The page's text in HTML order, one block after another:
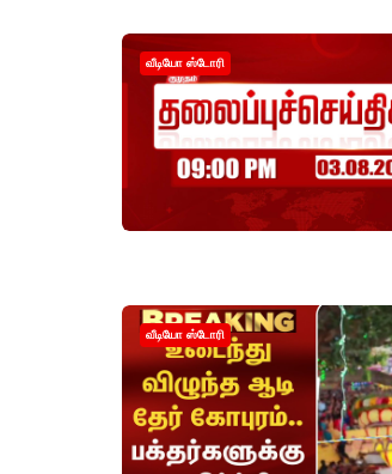
வீடியோ ஸ்டோரி
வீடியோ ஸ்டோரி